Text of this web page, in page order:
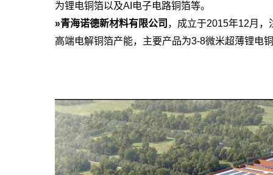
为锂电铜箔以及AI电子电路铜箔等。
»青海诺德新材料有限公司 ，成立于2015年12月
高端电解铜箔产能，主要产品为3-8微米超薄锂电